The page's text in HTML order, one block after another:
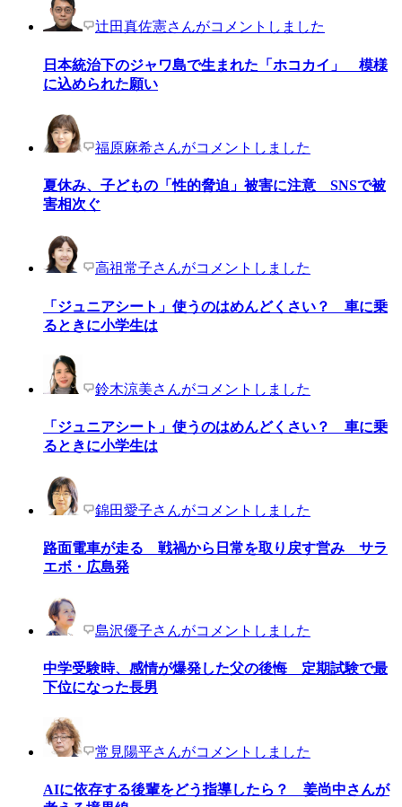
辻田真佐憲さんがコメントしました
日本統治下のジャワ島で生まれた「ホコカイ」 模様
に込められた願い
福原麻希さんがコメントしました
夏休み、子どもの「性的脅迫」被害に注意 SNSで被
害相次ぐ
高祖常子さんがコメントしました
「ジュニアシート」使うのはめんどくさい？ 車に乗
るときに小学生は
鈴木涼美さんがコメントしました
「ジュニアシート」使うのはめんどくさい？ 車に乗
るときに小学生は
錦田愛子さんがコメントしました
路面電車が走る 戦禍から日常を取り戻す営み サラ
エボ・広島発
島沢優子さんがコメントしました
中学受験時、感情が爆発した父の後悔 定期試験で最
下位になった長男
常見陽平さんがコメントしました
AIに依存する後輩をどう指導したら？ 姜尚中さんが